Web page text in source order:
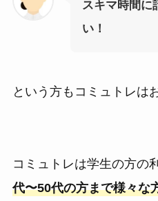
スキマ時間に
い！
という方もコミュトレは
コミュトレは学生の方の
代〜50代の方まで様々な